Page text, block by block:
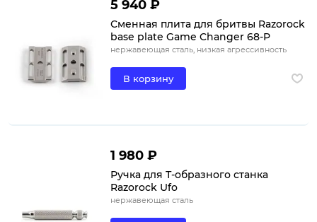
5 940 ₽
Сменная плита для бритвы Razorock
base plate Game Changer 68-P
нержавеющая сталь, низкая агрессивность
В корзину
1 980 ₽
Ручка для Т-образного станка
Razorock Ufo
нержавеющая сталь